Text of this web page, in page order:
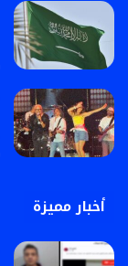
أخبار مميزة